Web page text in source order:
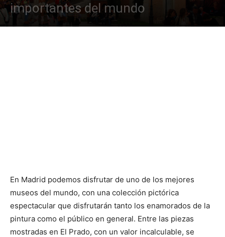
importantes del mundo
En Madrid podemos disfrutar de uno de los mejores
museos del mundo, con una colección pictórica
espectacular que disfrutarán tanto los enamorados de la
pintura como el público en general. Entre las piezas
mostradas en El Prado, con un valor incalculable, se